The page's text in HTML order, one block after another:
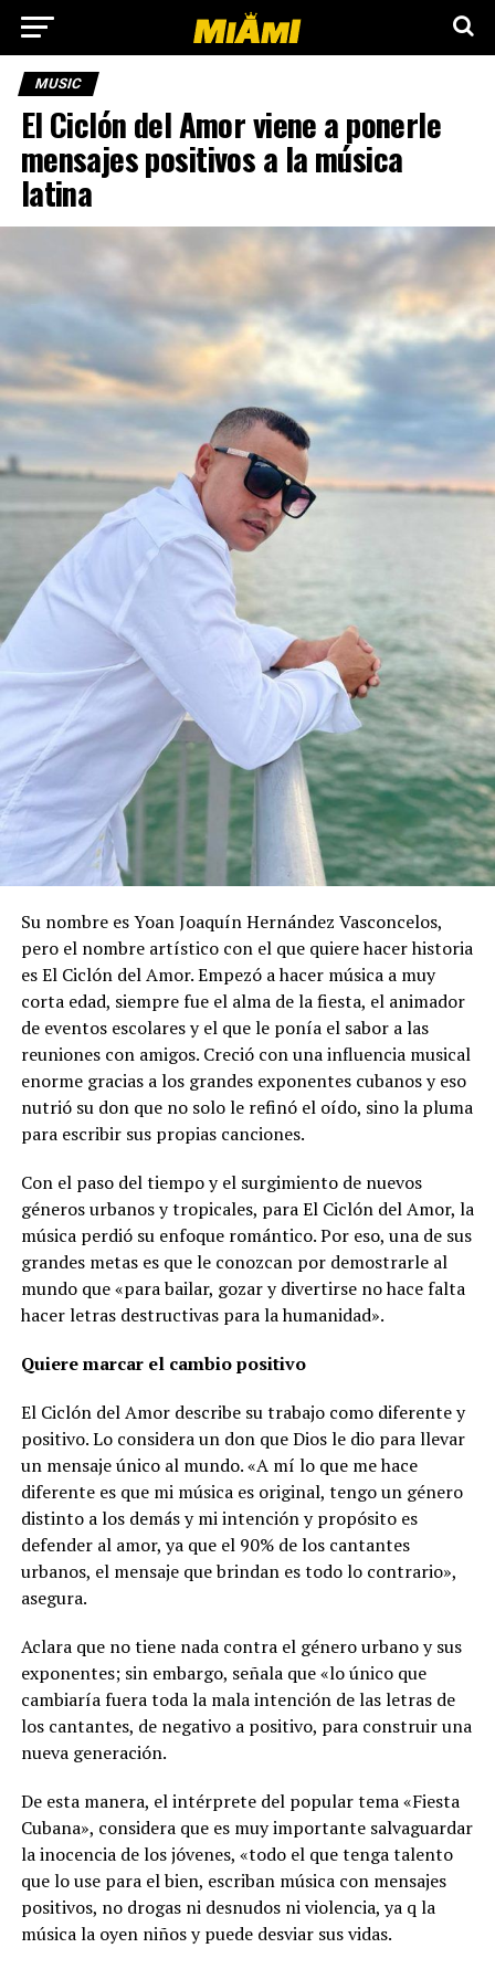
MUSIC
El Ciclón del Amor viene a ponerle
mensajes positivos a la música
latina
Su nombre es Yoan Joaquín Hernández Vasconcelos,
pero el nombre artístico con el que quiere hacer historia
es El Ciclón del Amor. Empezó a hacer música a muy
corta edad, siempre fue el alma de la fiesta, el animador
de eventos escolares y el que le ponía el sabor a las
reuniones con amigos. Creció con una influencia musical
enorme gracias a los grandes exponentes cubanos y eso
nutrió su don que no solo le refinó el oído, sino la pluma
para escribir sus propias canciones.
Con el paso del tiempo y el surgimiento de nuevos
géneros urbanos y tropicales, para El Ciclón del Amor, la
música perdió su enfoque romántico. Por eso, una de sus
grandes metas es que le conozcan por demostrarle al
mundo que «para bailar, gozar y divertirse no hace falta
hacer letras destructivas para la humanidad».
Quiere marcar el cambio positivo
El Ciclón del Amor describe su trabajo como diferente y
positivo. Lo considera un don que Dios le dio para llevar
un mensaje único al mundo. «A mí lo que me hace
diferente es que mi música es original, tengo un género
distinto a los demás y mi intención y propósito es
defender al amor, ya que el 90% de los cantantes
urbanos, el mensaje que brindan es todo lo contrario»,
asegura.
Aclara que no tiene nada contra el género urbano y sus
exponentes; sin embargo, señala que «lo único que
cambiaría fuera toda la mala intención de las letras de
los cantantes, de negativo a positivo, para construir una
nueva generación.
De esta manera, el intérprete del popular tema «Fiesta
Cubana», considera que es muy importante salvaguardar
la inocencia de los jóvenes, «todo el que tenga talento
que lo use para el bien, escriban música con mensajes
positivos, no drogas ni desnudos ni violencia, ya q la
música la oyen niños y puede desviar sus vidas.